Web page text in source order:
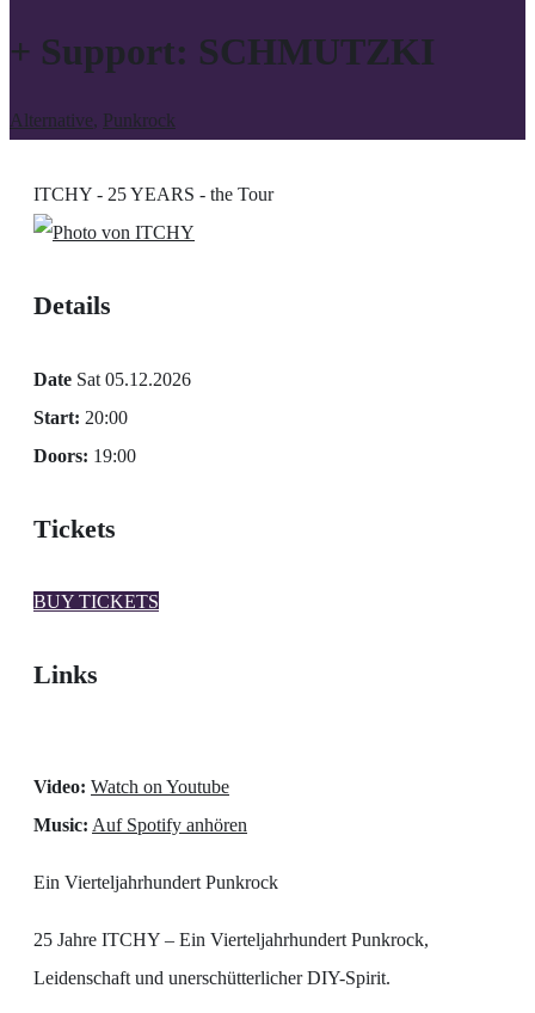
+ Support: SCHMUTZKI
Alternative, Punkrock
ITCHY - 25 YEARS - the Tour
Details
Date Sat 05.12.2026
Start: 20:00
Doors: 19:00
Tickets
BUY TICKETS
Links
Video: Watch on Youtube
Music: Auf Spotify anhören
Ein Vierteljahrhundert Punkrock
25 Jahre ITCHY – Ein Vierteljahrhundert Punkrock,
Leidenschaft und unerschütterlicher DIY-Spirit.